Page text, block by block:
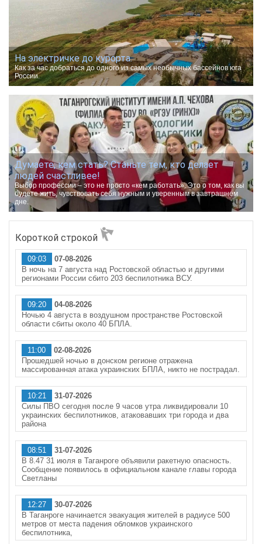
На электричке до курорта.
Как за час добраться до одного из самых необычных бассейнов юга
России.
Думаете, кем стать? Станьте тем, кто делает
людей счастливее!
Выбор профессии – это не просто «кем работать». Это о том, как вы
будете жить, чувствовать себя нужным и уверенным в завтрашнем
дне.
Короткой строкой
09:03
07-08-2026
В ночь на 7 августа над Ростовской областью и другими
регионами России сбито 203 беспилотника ВСУ.
09:20
04-08-2026
Ночью 4 августа в воздушном пространстве Ростовской
области сбиты около 40 БПЛА.
11:00
02-08-2026
Прошедшей ночью в донском регионе отражена
массированная атака украинских БПЛА, никто не пострадал.
10:21
31-07-2026
Силы ПВО сегодня после 9 часов утра ликвидировали 10
украинских беспилотников, атаковавших три города и два
района
08:51
31-07-2026
В 8.47 31 июля в Таганроге объявили ракетную опасность.
Сообщение появилось в официальном канале главы города
Светланы
12:27
30-07-2026
В Таганроге начинается эвакуация жителей в радиусе 500
метров от места падения обломков украинского
беспилотника,